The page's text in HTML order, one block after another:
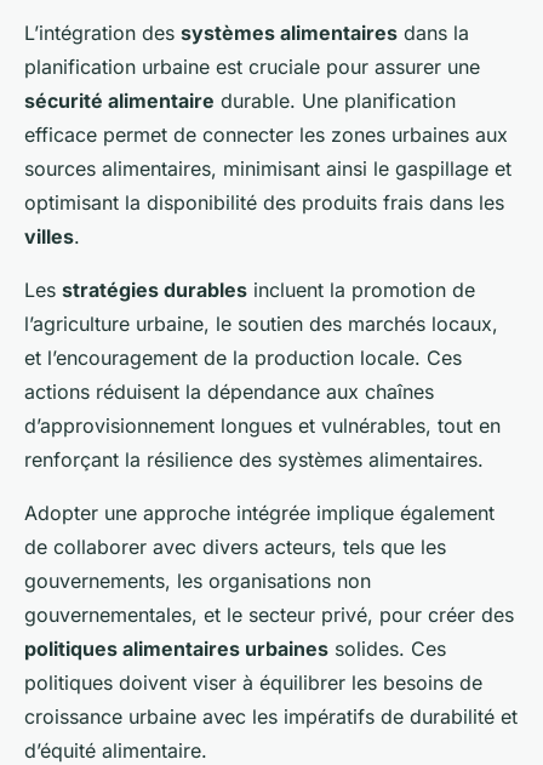
L’intégration des systèmes alimentaires dans la
planification urbaine est cruciale pour assurer une
sécurité alimentaire durable. Une planification
efficace permet de connecter les zones urbaines aux
sources alimentaires, minimisant ainsi le gaspillage et
optimisant la disponibilité des produits frais dans les
villes.
Les stratégies durables incluent la promotion de
l’agriculture urbaine, le soutien des marchés locaux,
et l’encouragement de la production locale. Ces
actions réduisent la dépendance aux chaînes
d’approvisionnement longues et vulnérables, tout en
renforçant la résilience des systèmes alimentaires.
Adopter une approche intégrée implique également
de collaborer avec divers acteurs, tels que les
gouvernements, les organisations non
gouvernementales, et le secteur privé, pour créer des
politiques alimentaires urbaines solides. Ces
politiques doivent viser à équilibrer les besoins de
croissance urbaine avec les impératifs de durabilité et
d’équité alimentaire.